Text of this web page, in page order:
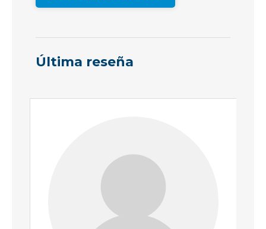
Última reseña